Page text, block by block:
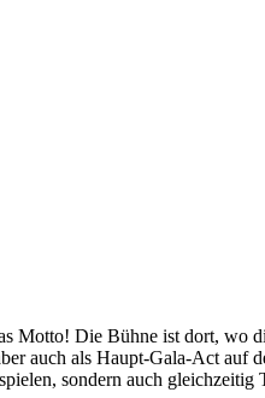
Die Bühne ist dort, wo
auch als Haupt-Gala-Act
sondern auch gleichzeitig